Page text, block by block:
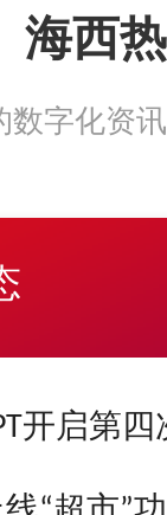
海西
数字化资
开启第四